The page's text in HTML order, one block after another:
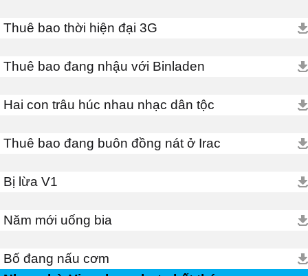
Thuê bao thời hiện đại 3G
Thuê bao đang nhậu với Binladen
Hai con trâu húc nhau nhạc dân tộc
Thuê bao đang buôn đồng nát ở Irac
Bị lừa V1
Năm mới uống bia
Bố đang nấu cơm